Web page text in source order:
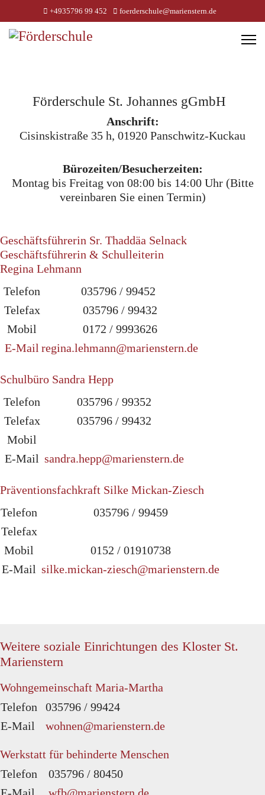
+4935796 99 452 foerderschule@marienstern.de
Förderschule St. Johannes gGmbH
Anschrift:
Cisinskistraße 35 h, 01920 Panschwitz-Kuckau
Bürozeiten/Besucherzeiten:
Montag bis Freitag von 08:00 bis 14:00 Uhr (Bitte
vereinbaren Sie einen Termin)
Geschäftsführerin Sr. Thaddäa Selnack
Geschäftsführerin & Schulleiterin
Regina Lehmann
Telefon
035796 / 99452
Telefax
035796 / 99432
Mobil
0172 / 9993626
E-Mail regina.lehmann@marienstern.de
Schulbüro Sandra Hepp
Telefon
035796 / 99352
Telefax
035796 / 99432
Mobil
E-Mail sandra.hepp@marienstern.de
Präventionsfachkraft Silke Mickan-Ziesch
Telefon
035796 / 99459
Telefax
Mobil
0152 / 01910738
E-Mail silke.mickan-ziesch@marienstern.de
Weitere soziale Einrichtungen des Kloster St.
Marienstern
Wohngemeinschaft Maria-Martha
Telefon
035796 / 99424
E-Mail
wohnen@marienstern.de
Werkstatt für behinderte Menschen
Telefon
035796 / 80450